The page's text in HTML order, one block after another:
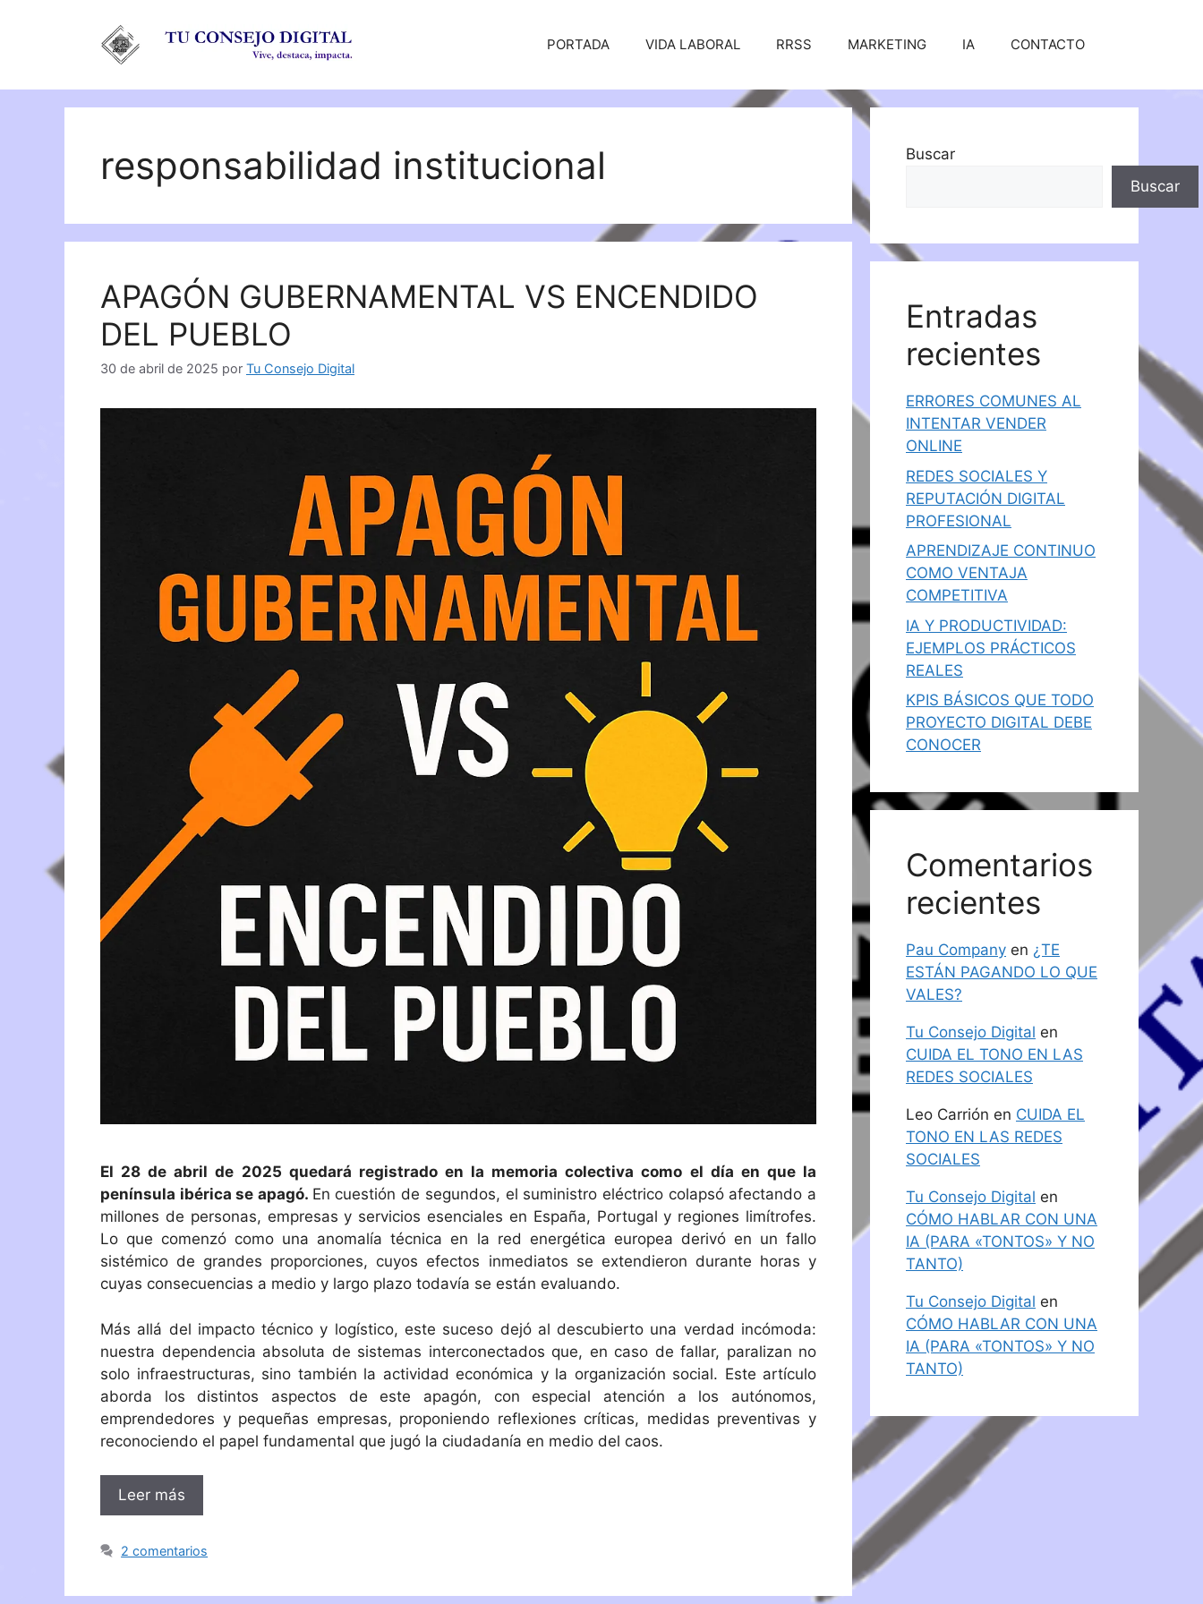
PORTADA VIDA LABORAL RRSS MARKETING IA CONTACTO
responsabilidad institucional
APAGÓN GUBERNAMENTAL VS ENCENDIDO
DEL PUEBLO
30 de abril de 2025 por Tu Consejo Digital
El 28 de abril de 2025 quedará registrado en la memoria colectiva como el día en que la
península ibérica se apagó. En cuestión de segundos, el suministro eléctrico colapsó afectando a
millones de personas, empresas y servicios esenciales en España, Portugal y regiones limítrofes.
Lo que comenzó como una anomalía técnica en la red energética europea derivó en un fallo
sistémico de grandes proporciones, cuyos efectos inmediatos se extendieron durante horas y
cuyas consecuencias a medio y largo plazo todavía se están evaluando.
Más allá del impacto técnico y logístico, este suceso dejó al descubierto una verdad incómoda:
nuestra dependencia absoluta de sistemas interconectados que, en caso de fallar, paralizan no
solo infraestructuras, sino también la actividad económica y la organización social. Este artículo
aborda los distintos aspectos de este apagón, con especial atención a los autónomos,
emprendedores y pequeñas empresas, proponiendo reflexiones críticas, medidas preventivas y
reconociendo el papel fundamental que jugó la ciudadanía en medio del caos.
Leer más
2 comentarios
Buscar
Buscar
Entradas
recientes
ERRORES COMUNES AL
INTENTAR VENDER
ONLINE
REDES SOCIALES Y
REPUTACIÓN DIGITAL
PROFESIONAL
APRENDIZAJE CONTINUO
COMO VENTAJA
COMPETITIVA
IA Y PRODUCTIVIDAD:
EJEMPLOS PRÁCTICOS
REALES
KPIS BÁSICOS QUE TODO
PROYECTO DIGITAL DEBE
CONOCER
Comentarios
recientes
Pau Company en ¿TE
ESTÁN PAGANDO LO QUE
VALES?
Tu Consejo Digital en
CUIDA EL TONO EN LAS
REDES SOCIALES
Leo Carrión en CUIDA EL
TONO EN LAS REDES
SOCIALES
Tu Consejo Digital en
CÓMO HABLAR CON UNA
IA (PARA «TONTOS» Y NO
TANTO)
Tu Consejo Digital en
CÓMO HABLAR CON UNA
IA (PARA «TONTOS» Y NO
TANTO)